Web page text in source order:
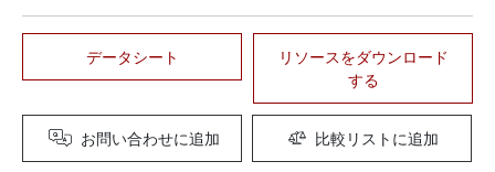
データシート
リソースをダウンロード
する
お問い合わせに追加 比較リストに追加